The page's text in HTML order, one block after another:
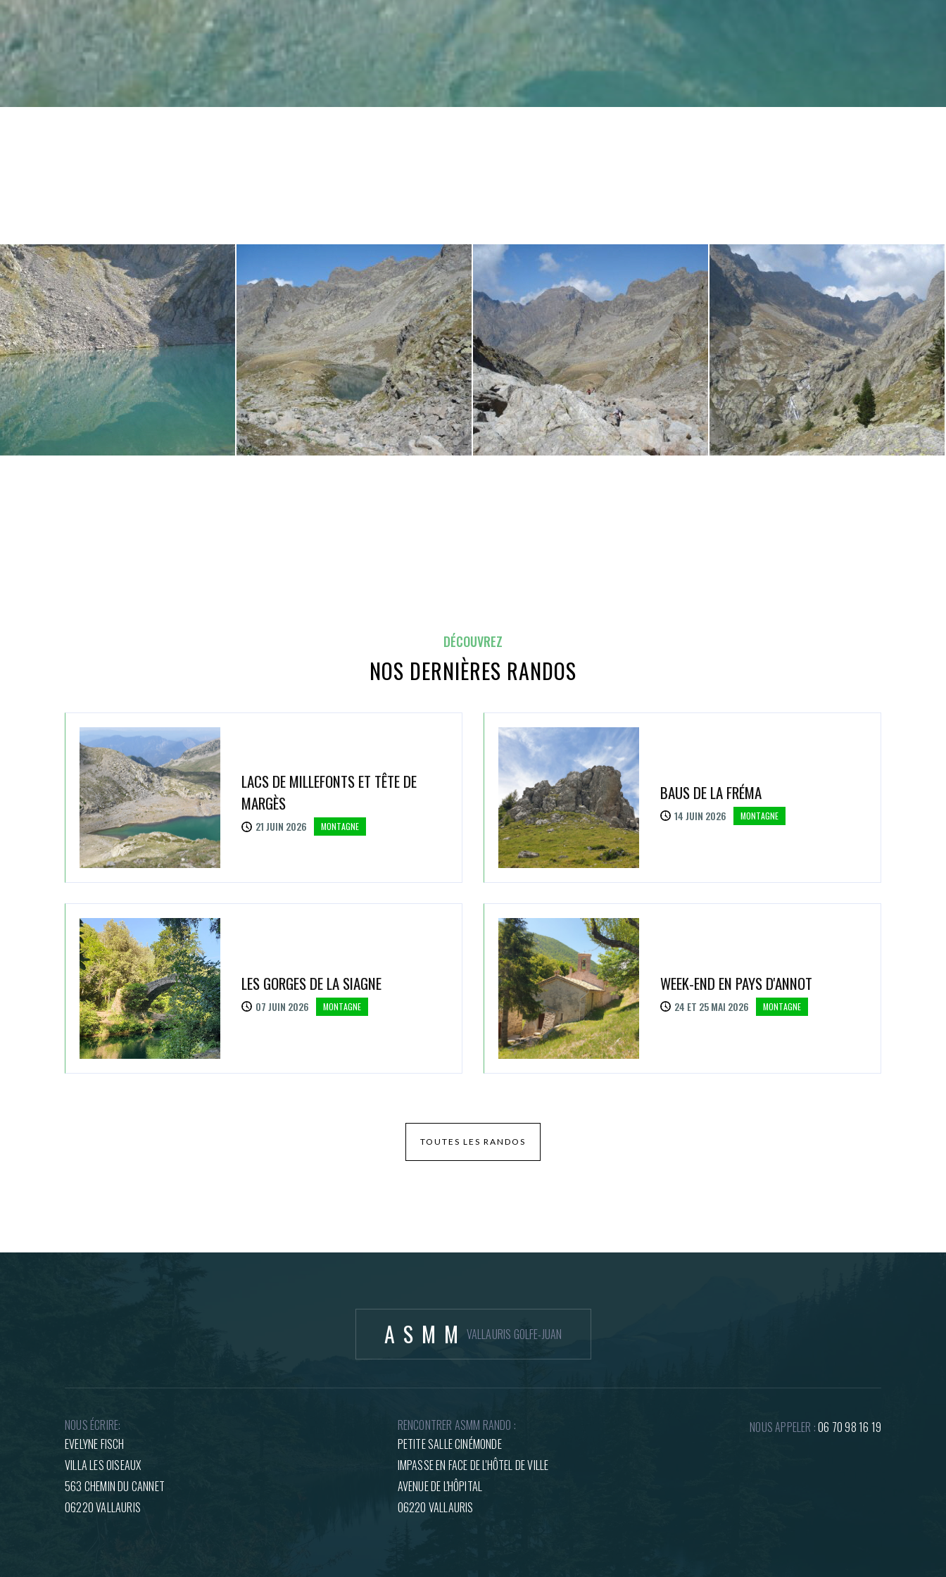
DÉCOUVREZ
NOS DERNIÈRES RANDOS
LACS DE MILLEFONTS ET TÊTE DE
MARGÈS
21 JUIN 2026 MONTAGNE
BAUS DE LA FRÉMA
14 JUIN 2026 MONTAGNE
LES GORGES DE LA SIAGNE
07 JUIN 2026 MONTAGNE
WEEK-END EN PAYS D'ANNOT
24 ET 25 MAI 2026 MONTAGNE
TOUTES LES RANDOS
ASMM VALLAURIS GOLFE-JUAN
NOUS ÉCRIRE:
EVELYNE FISCH
VILLA LES OISEAUX
563 CHEMIN DU CANNET
06220 VALLAURIS
RENCONTRER ASMM RANDO :
PETITE SALLE CINÉMONDE
IMPASSE EN FACE DE L'HÔTEL DE VILLE
AVENUE DE L'HÔPITAL
06220 VALLAURIS
NOUS APPELER :06 70 98 16 19